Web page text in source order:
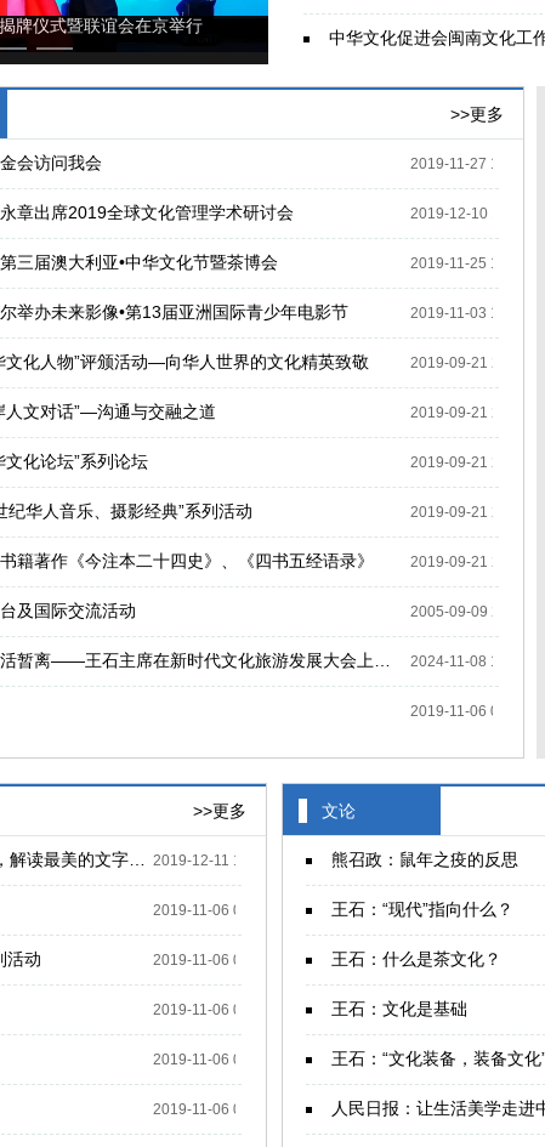
明”学术会议举行 本会主持
中华文化促进会闽南文化工
>>更多
会访问我会 2019-11-27 17:52:04
章出席2019全球文化管理学术研讨会 2019-12-10 17:15:59
三届澳大利亚•中华文化节暨茶博会 2019-11-25 16:10:03
举办未来影像•第13届亚洲国际青少年电影节 2019-11-03 17:14:58
文化人物”评颁活动—向华人世界的文化精英致敬 2019-09-21 20:18:36
人文对话”—沟通与交融之道 2019-09-21 20:18:41
文化论坛”系列论坛 2019-09-21 20:18:47
纪华人音乐、摄影经典”系列活动 2019-09-21 20:18:53
籍著作《今注本二十四史》、《四书五经语录》 2019-09-21 20:18:58
及国际交流活动 2005-09-09 20:19:03
2024-11-08 15:01:46
2019-11-06 03:15:14
>>更多
2019-12-11 10:26:51
2019-11-06 03:22:18
活动 2019-11-06 03:19:57
2019-11-06 03:17:09
2019-11-06 03:15:14
2019-11-06 03:03:20
文论
熊召政：鼠年之疫的反思
王石：“现代”指向什么？
王石：什么是茶文化？
王石：文化是基础
王石：“文化装备，装备文化
人民日报：让生活美学走进